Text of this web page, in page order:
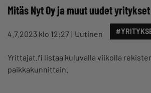
Mitäs Nyt Oy ja muut uudet
4.7.2023 klo 12:27 Uutinen
Yrittajat.fi listaa kuluvalla viikolla
paikkakunnittain.